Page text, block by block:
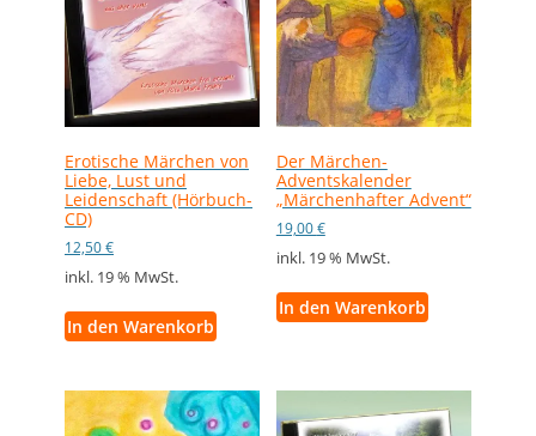
Erotische Märchen von
Liebe, Lust und
Leidenschaft (Hörbuch-
CD)
12,50€
inkl. 19 % MwSt.
In den Warenkorb
Der Märchen-
Adventskalender
„Märchenhafter Advent“
19,00€
inkl. 19 % MwSt.
In den Warenkorb